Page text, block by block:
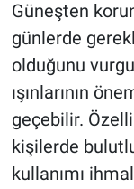
Güneşten
günlerde
olduğunu
ışınlarının
geçebilir.
kişilerde
kullanımı